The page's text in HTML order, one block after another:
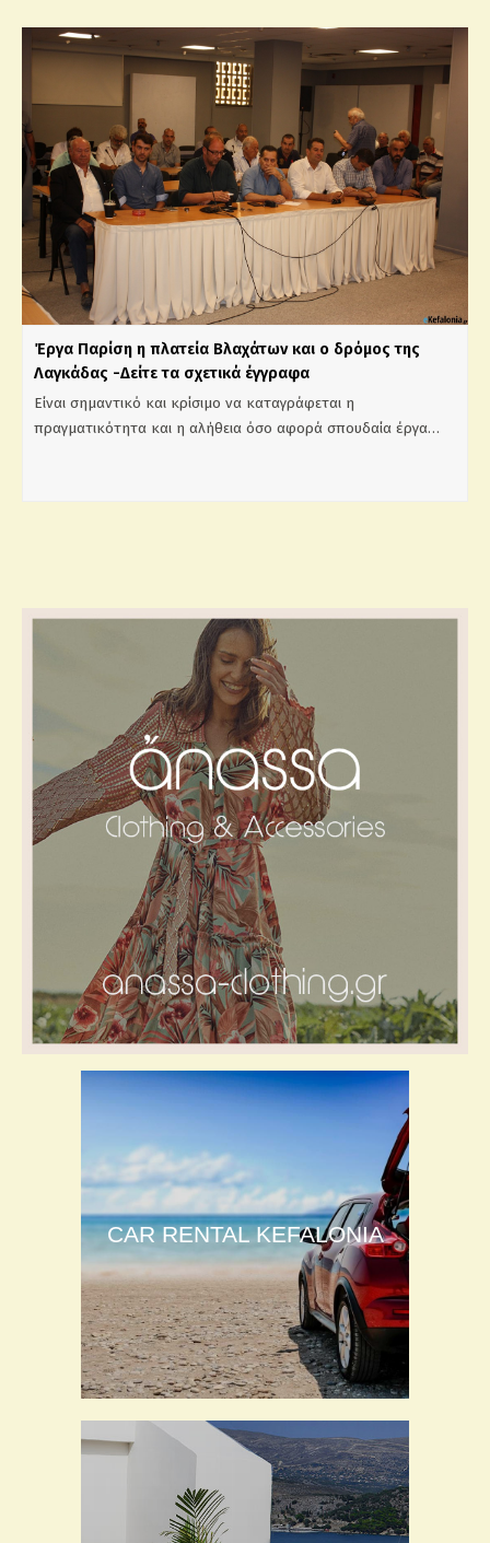
Έργα Παρίση η πλατεία Βλαχάτων και ο δρόμος της
Λαγκάδας -Δείτε τα σχετικά έγγραφα
Είναι σημαντικό και κρίσιμο να καταγράφεται η
πραγματικότητα και η αλήθεια όσο αφορά σπουδαία έργα…
CAR RENTAL KEFALONIA